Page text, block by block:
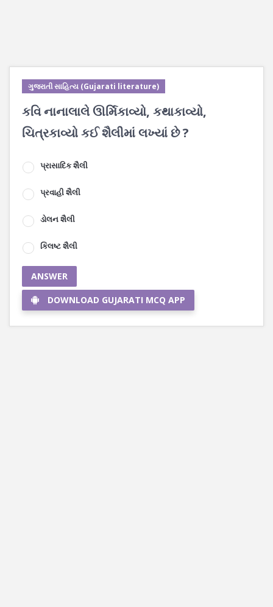
ગુજરાતી સાહિત્ય (Gujarati literature)
કવિ નાનાલાલે ઊર્મિકાવ્યો, કથાકાવ્યો,
ચિત્રકાવ્યો કઈ શૈલીમાં લખ્યાં છે ?
પ્રાસાદિક શૈલી
પ્રવાહી શૈલી
ડોલન શૈલી
કિલષ્ટ શૈલી
ANSWER
DOWNLOAD GUJARATI MCQ APP